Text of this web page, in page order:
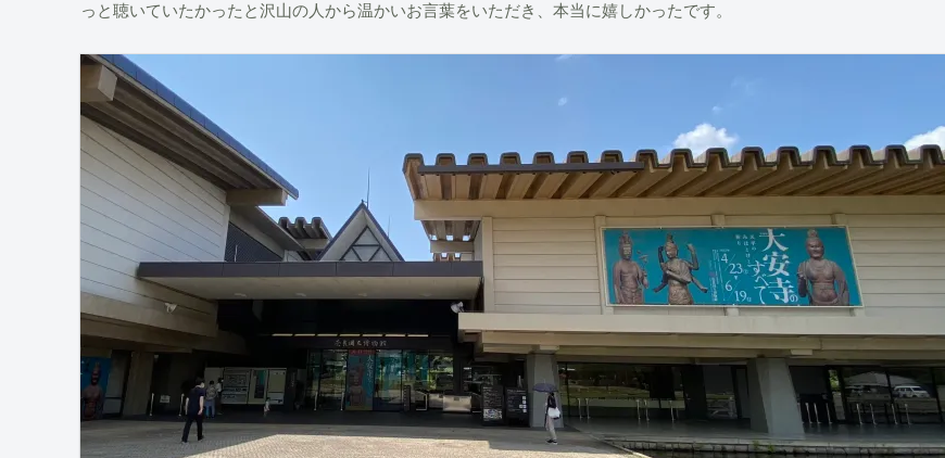
っと聴いていたかったと沢山の人から温かいお言葉をいただき、本当に嬉しかったです。